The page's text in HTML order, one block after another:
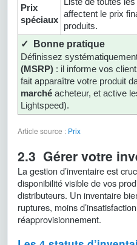
Prix
spéciaux
affectent le prix
produits.
✓ Bonne pratique
Définissez
(MSRP) : il informe vos
fait apparaître votre produit
marché acheteur, et active
Lightspeed).
Article source : Prix
2.3 Gérer votre
La gestion d’inventaire est
disponibilité visible de vos
distributeurs. Un inventaire
ruptures, moins
réapprovisionnement.